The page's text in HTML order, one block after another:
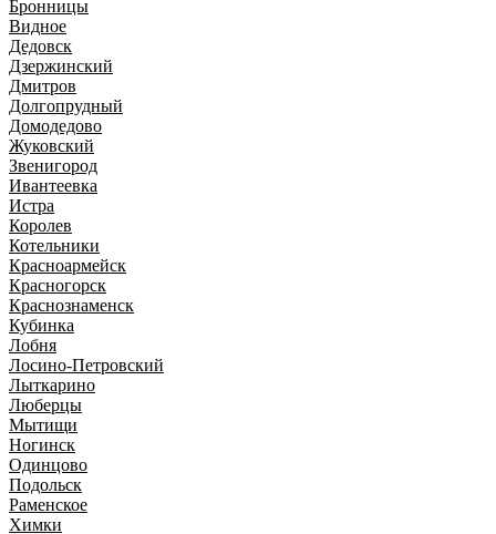
Бронницы
Видное
Дедовск
Дзержинский
Дмитров
Долгопрудный
Домодедово
Жуковский
Звенигород
Ивантеевка
Истра
Королев
Котельники
Красноармейск
Красногорск
Краснознаменск
Кубинка
Лобня
Лосино-Петровский
Лыткарино
Люберцы
Мытищи
Ногинск
Одинцово
Подольск
Раменское
Химки